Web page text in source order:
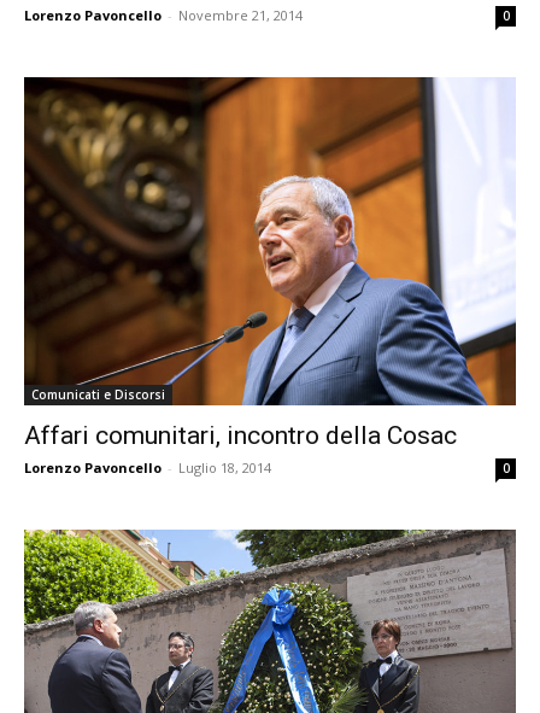
Lorenzo Pavoncello - Novembre 21, 2014 0
Comunicati e Discorsi
Affari comunitari, incontro della Cosac
Lorenzo Pavoncello - Luglio 18, 2014 0